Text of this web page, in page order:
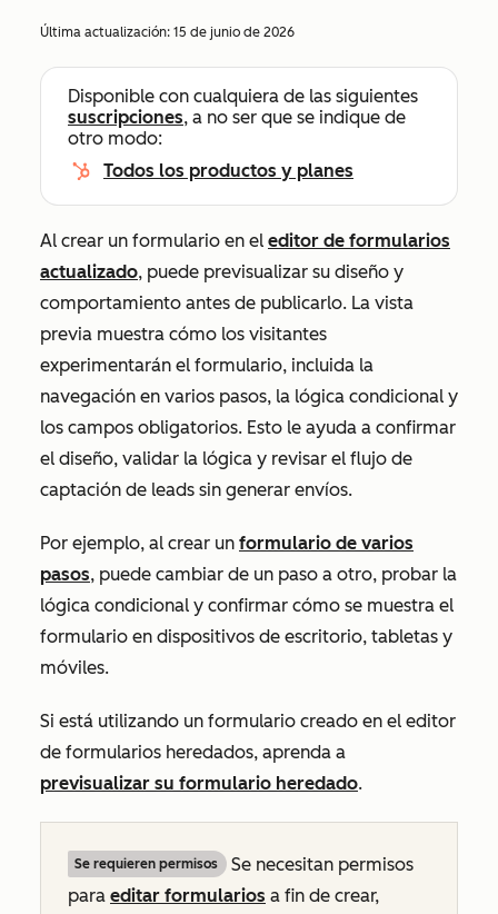
Última actualización: 15 de junio de 2026
Disponible con cualquiera de las siguientes
suscripciones, a no ser que se indique de
otro modo:
Todos los productos y planes
Al crear un formulario en el editor de formularios
actualizado, puede previsualizar su diseño y
comportamiento antes de publicarlo. La vista
previa muestra cómo los visitantes
experimentarán el formulario, incluida la
navegación en varios pasos, la lógica condicional y
los campos obligatorios. Esto le ayuda a confirmar
el diseño, validar la lógica y revisar el flujo de
captación de leads sin generar envíos.
Por ejemplo, al crear un formulario de varios
pasos, puede cambiar de un paso a otro, probar la
lógica condicional y confirmar cómo se muestra el
formulario en dispositivos de escritorio, tabletas y
móviles.
Si está utilizando un formulario creado en el editor
de formularios heredados, aprenda a
previsualizar su formulario heredado.
Se requieren permisos
Se necesitan permisos
para editar formularios a fin de crear,